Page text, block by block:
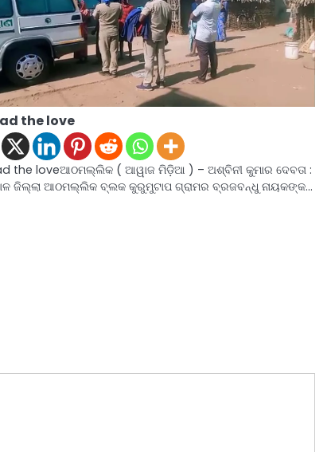
the love
the loveଆଠମଲ୍ଲିକ ( ଆୱାଜ ମିଡ଼ିଆ ) – ଅଶ୍ବିନୀ କୁମାର ଦେବତା :
ଜିଲ୍ଲା ଆଠମଲ୍ଲିକ ବ୍ଲକ କୁରୁମୁଟାପ ଗ୍ରାମର ବ୍ରଜବନ୍ଧୁ ନାୟକଙ୍କ…